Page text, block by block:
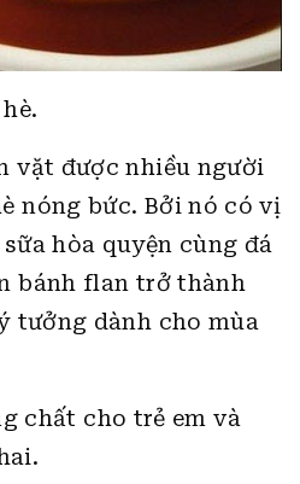
vặt được nhiều người
nóng bức. Bởi nó có vị
hòa quyện cùng đá
bánh flan trở thành
tưởng dành cho mùa
chất cho trẻ em và